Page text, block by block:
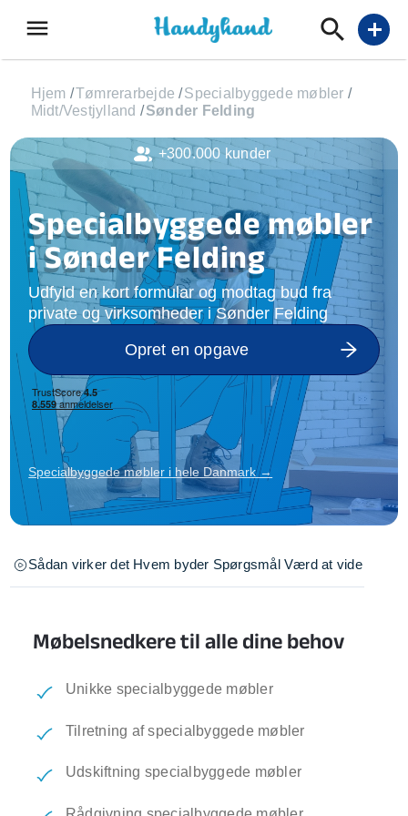
menu add
Hjem /Tømrerarbejde /Specialbyggede møbler /
Midt/Vestjylland /Sønder Felding
Specialbyggede møbler
i Sønder Felding
Udfyld en kort formular og modtag bud fra
private og virksomheder i Sønder Felding
Opret en opgave
Specialbyggede møbler i hele Danmark →
Sådan virker det Hvem byder Spørgsmål Værd at vide
Møbelsnedkere til alle dine behov
Unikke specialbyggede møbler
Tilretning af specialbyggede møbler
Udskiftning specialbyggede møbler
+300.000 kunder